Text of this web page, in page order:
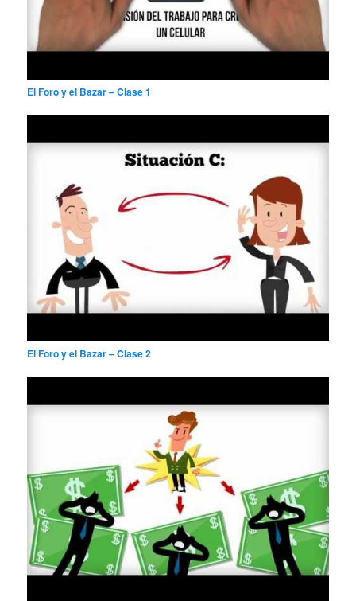
El Foro y el Bazar – Clase 1
El Foro y el Bazar – Clase 2